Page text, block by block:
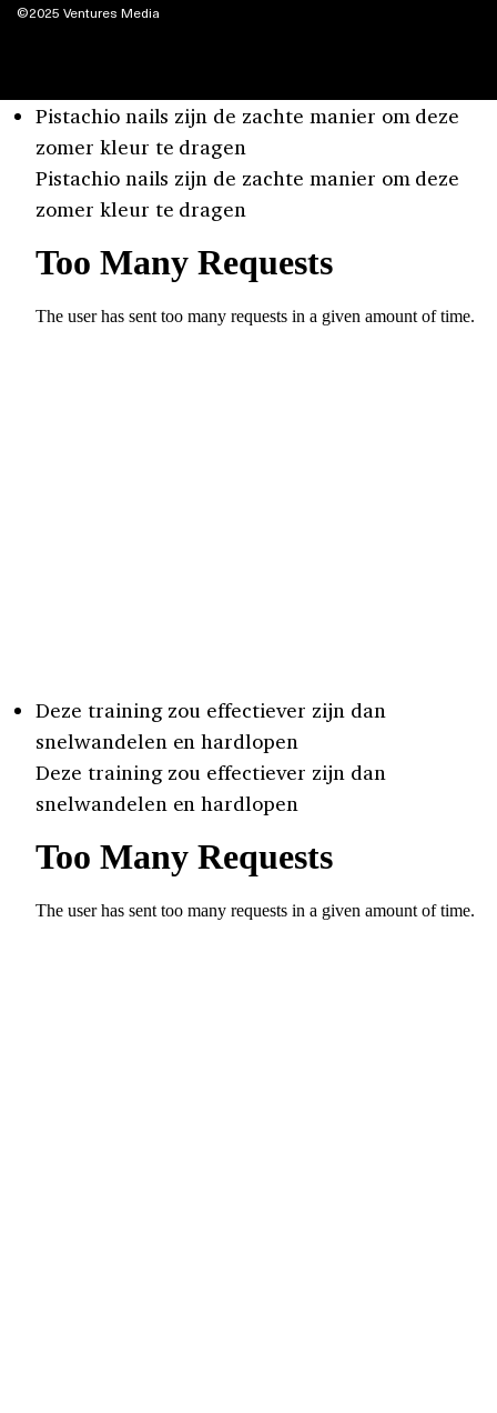
©2025 Ventures Media
Pistachio nails zijn de zachte manier om deze
zomer kleur te dragen
Pistachio nails zijn de zachte manier om deze
zomer kleur te dragen
Deze training zou effectiever zijn dan
snelwandelen en hardlopen
Deze training zou effectiever zijn dan
snelwandelen en hardlopen